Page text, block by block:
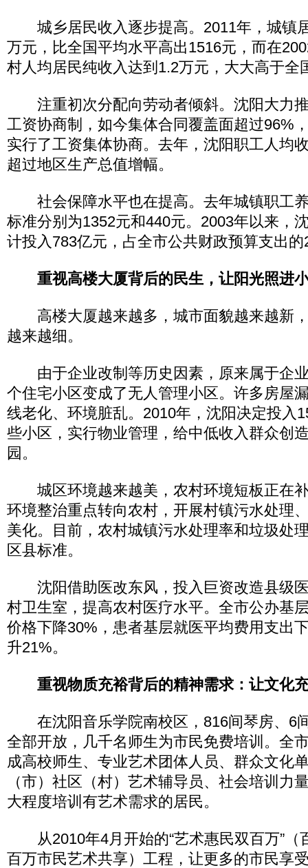
城乡居民收入逐步提高。2011年，城镇
万元，比全国平均水平高出1516元，而在
村人均居民纯收入达到1.2万元，大大高于全
注重初次分配向劳动者倾斜。沈阳大力
工资协商制，如今集体合同覆盖面超过96%
实行了工资集体协商。去年，沈阳职工人均
超过地区生产总值增幅。
社会保障水平也在提高。去年城镇职工
标准分别为1352元和440元。2003年以来，
计投入783亿元，占全市公共财政预算支出的
重视高楼大厦背后的民生，让阳光照
高楼大厦越来越多，城市面貌越来越新
越来越细。
由于企业改制等历史因素，原来属于企
个住宅小区变成了无人管理小区。许多房屋
线老化、环境脏乱。2010年，沈阳决定投入
些小区，实行物业管理，给中低收入群众创
园。
城区环境越来越美，农村环境短板正在
环境整治重点转向农村，开展村镇污水处理
美化。目前，农村城镇污水处理率和垃圾处
区县标准。
沈阳借助医改东风，投入巨资改造县级
村卫生室，提高农村医疗水平。全市公办基
价格下降30%，患者基层就医平均费用支出
升21%。
重视物质充裕背后的精神需求：让文化
在沈阳音乐学院南校区，816间琴房、6
全部开放，几千名师生为市民免费培训。全
成高校师生、专业艺术团体人员、群众文化
（市）社区（村）艺术辅导员、社会培训力
大程度培训有艺术需求的居民。
从2010年4月开始的“艺术惠民双百万”（
百万市民艺术共享）工程，让更多的市民享